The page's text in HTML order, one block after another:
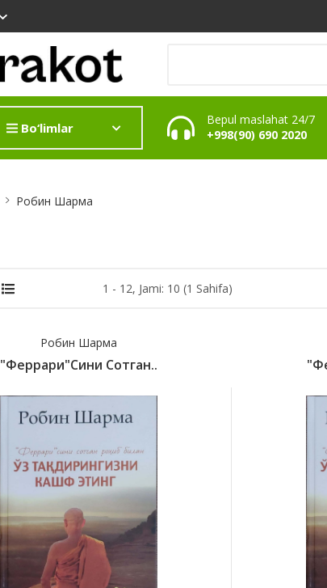
Bo‘limlar
Bepul maslahat 24/7
+998(90) 690 2020
Робин Шарма
1 - 12, Jami: 10 (1 Sahifa)
Робин Шарма
"Феррари"сини Сотган..